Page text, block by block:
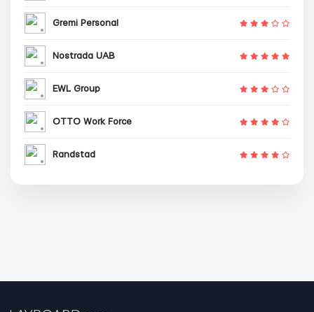
Gremi Personal
Nostrada UAB
EWL Group
OTTO Work Force
Randstad